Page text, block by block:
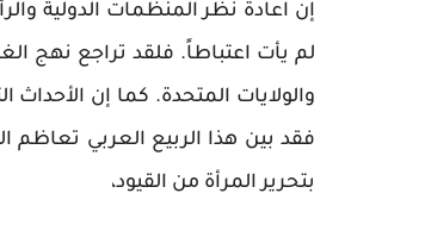
إن اعادة نظر المنظمات الدولية
لم يأت اعتباطاً. فلقد تراجع نهج
والولايات المتحدة. كما إن
فقد بين هذا الربيع العربي تعاظم
بتحرير المرأة من القيود،